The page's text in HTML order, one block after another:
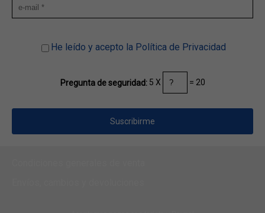
He leído y acepto la Política de Privacidad
Pregunta de seguridad: 5 X = 20